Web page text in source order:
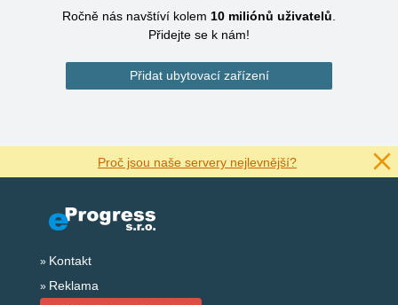
Ročně nás navštíví kolem 10 miliónů uživatelů
Přidejte se k nám!
Přidat ubytovací zařízení
Proč jsou naše servery nejlevnější?
Kontakt
Reklama